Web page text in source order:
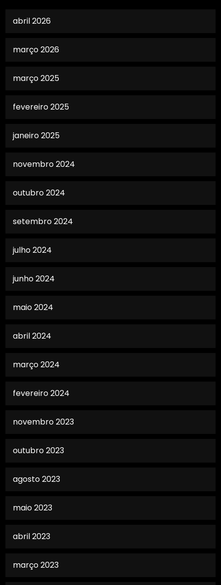
abril 2026
março 2026
março 2025
fevereiro 2025
janeiro 2025
novembro 2024
outubro 2024
setembro 2024
julho 2024
junho 2024
maio 2024
abril 2024
março 2024
fevereiro 2024
novembro 2023
outubro 2023
agosto 2023
maio 2023
abril 2023
março 2023